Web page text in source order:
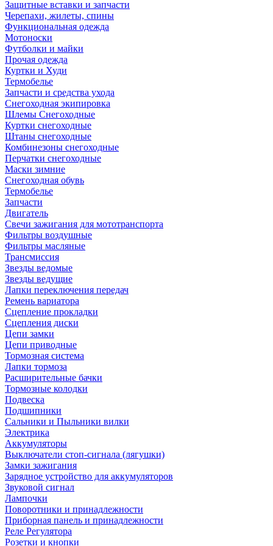
Защитные вставки и запчасти
Черепахи, жилеты, спины
Функциональная одежда
Мотоноски
Футболки и майки
Прочая одежда
Куртки и Худи
Термобелье
Запчасти и средства ухода
Снегоходная экипировка
Шлемы Снегоходные
Куртки снегоходные
Штаны снегоходные
Комбинезоны снегоходные
Перчатки снегоходные
Маски зимние
Снегоходная обувь
Термобелье
Запчасти
Двигатель
Свечи зажигания для мототранспорта
Фильтры воздушные
Фильтры масляные
Трансмиссия
Звезды ведомые
Звезды ведущие
Лапки переключения передач
Ремень вариатора
Сцепление прокладки
Сцепления диски
Цепи замки
Цепи приводные
Тормозная система
Лапки тормоза
Расширительные бачки
Тормозные колодки
Подвеска
Подшипники
Сальники и Пыльники вилки
Электрика
Аккумуляторы
Выключатели стоп-сигнала (лягушки)
Замки зажигания
Зарядное устройство для аккумуляторов
Звуковой сигнал
Лампочки
Поворотники и принадлежности
Приборная панель и принадлежности
Реле Регулятора
Розетки и кнопки